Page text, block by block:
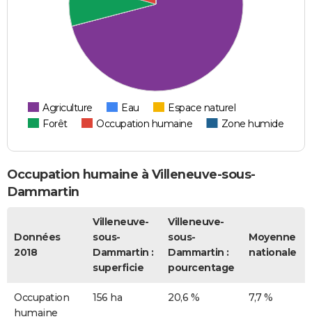
Agriculture Eau
Espace naturel
Forêt
Occupation humaine Zone humide
Occupation humaine à Villeneuve-sous-
Dammartin
Données
2018
Villeneuve-
sous-
Dammartin :
superficie
Villeneuve-
sous-
Dammartin :
pourcentage
Moyenne
nationale
Occupation
humaine
156 ha 20,6 % 7,7 %